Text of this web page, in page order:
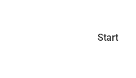
Start